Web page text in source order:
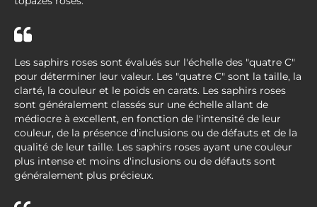
Les saphirs roses sont évalués sur l'échelle des "quatre C"
pour déterminer leur valeur. Les "quatre C" sont la taille, la
clarté, la couleur et le poids en carats. Les saphirs roses
sont généralement classés sur une échelle allant de
médiocre à excellent, en fonction de l'intensité de leur
couleur, de la présence d'inclusions ou de défauts et de la
qualité de leur taille. Les saphirs roses ayant une couleur
plus intense et moins d'inclusions ou de défauts sont
généralement plus précieux.